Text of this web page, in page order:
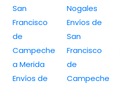
San
Francisco
de
Campeche
a Merida
Envíos de
Nogales
Envíos de
San
Francisco
de
Campeche